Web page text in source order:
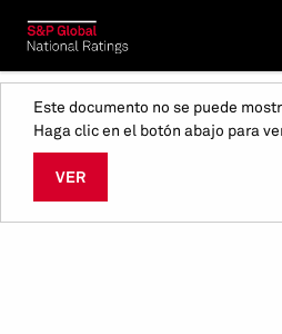
Este documento no se puede
Haga clic en el botón abajo para
VER